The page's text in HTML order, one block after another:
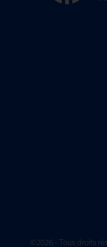
©2026 - Tous droits